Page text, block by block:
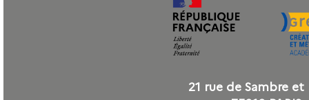
21 rue de Sambre et